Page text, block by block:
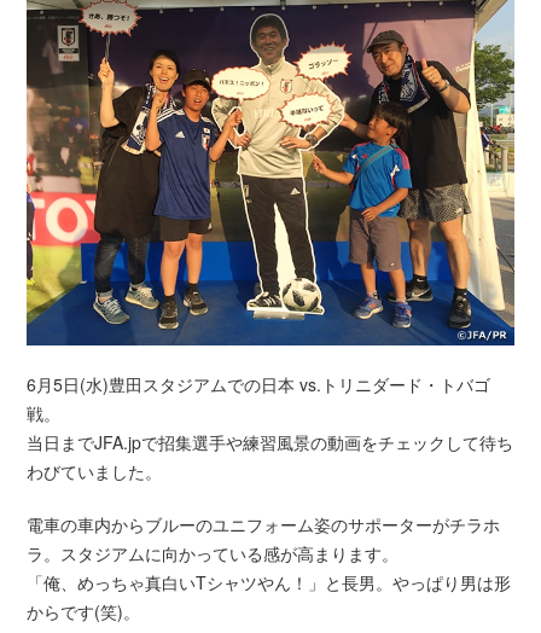
6月5日(水)豊田スタジアムでの日本 vs.トリニダード・トバゴ
戦。
当日までJFA.jpで招集選手や練習風景の動画をチェックして待ち
わびていました。
電車の車内からブルーのユニフォーム姿のサポーターがチラホ
ラ。スタジアムに向かっている感が高まります。
「俺、めっちゃ真白いTシャツやん！」と長男。やっぱり男は形
からです(笑)。